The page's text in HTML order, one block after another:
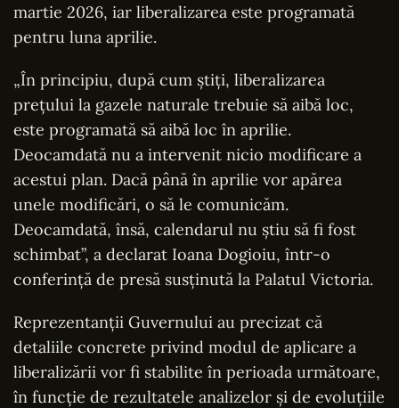
martie 2026, iar liberalizarea este programată
pentru luna aprilie.
„În principiu, după cum știți, liberalizarea
prețului la gazele naturale trebuie să aibă loc,
este programată să aibă loc în aprilie.
Deocamdată nu a intervenit nicio modificare a
acestui plan. Dacă până în aprilie vor apărea
unele modificări, o să le comunicăm.
Deocamdată, însă, calendarul nu știu să fi fost
schimbat”, a declarat Ioana Dogioiu, într-o
conferință de presă susținută la Palatul Victoria.
Reprezentanții Guvernului au precizat că
detaliile concrete privind modul de aplicare a
liberalizării vor fi stabilite în perioada următoare,
în funcție de rezultatele analizelor și de evoluțiile